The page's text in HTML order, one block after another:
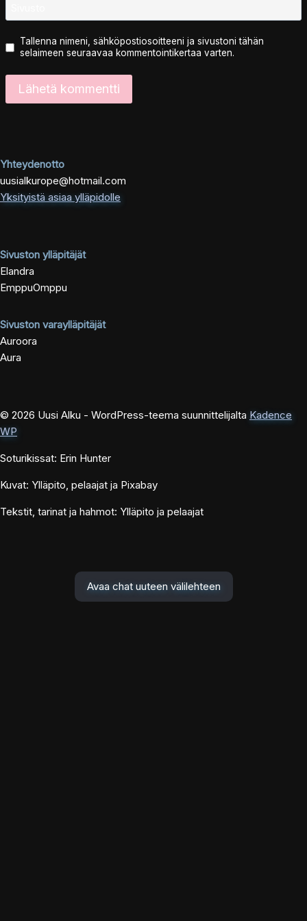
Tallenna nimeni, sähköpostiosoitteeni ja sivustoni tähän
selaimeen seuraavaa kommentointikertaa varten.
Yhteydenotto
uusialkurope@hotmail.com
Yksityistä asiaa ylläpidolle
Sivuston ylläpitäjät
Elandra
EmppuOmppu
Sivuston varaylläpitäjät
Auroora
Aura
© 2026 Uusi Alku - WordPress-teema suunnittelijalta Kadence
WP
Soturikissat: Erin Hunter
Kuvat: Ylläpito, pelaajat ja Pixabay
Tekstit, tarinat ja hahmot: Ylläpito ja pelaajat
Avaa chat uuteen välilehteen